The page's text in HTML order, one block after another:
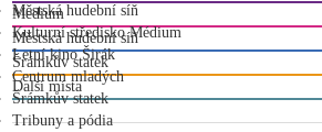
Městská hudební síň
Kulturní středisko Médium
Letní kino Širák
Centrum mladých
Šrámkův statek
Tribuny a pódia
Medium
Městská hudební síň
Šrámkův statek
Další místa